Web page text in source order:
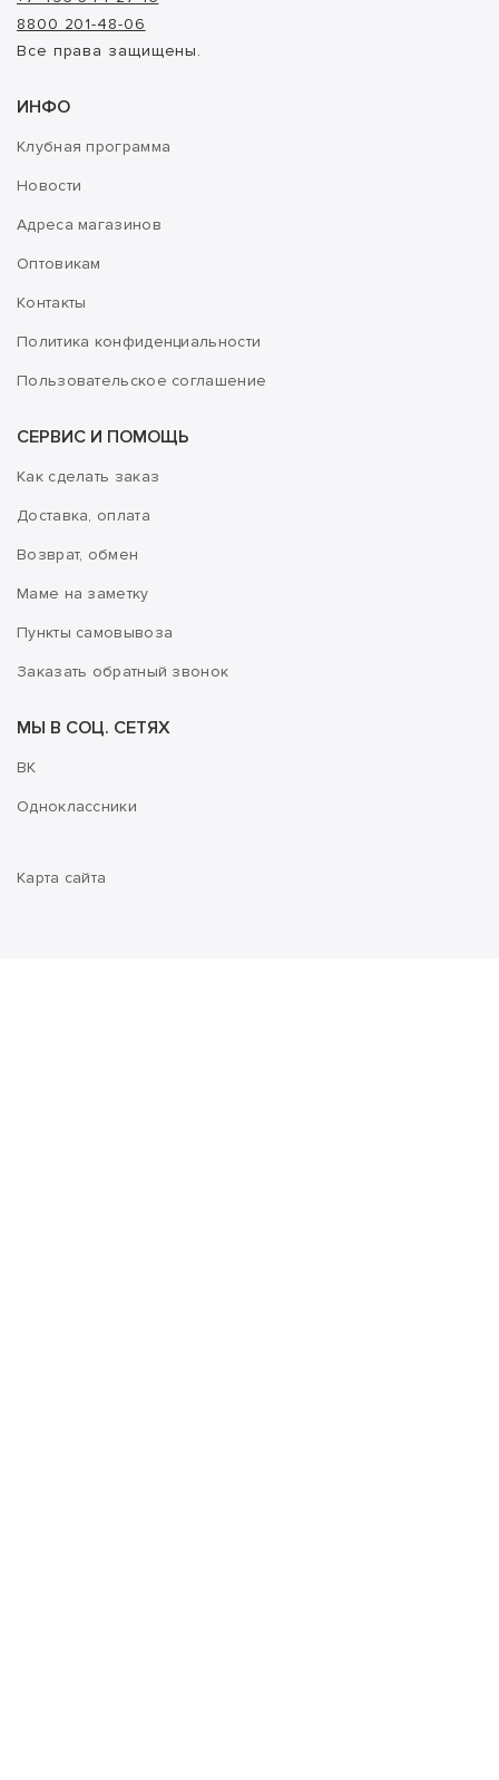
8800 201-48-06
Все права защищены.
ИНФО
Клубная программа
Новости
Адреса магазинов
Оптовикам
Контакты
Политика конфиденциальности
Пользовательское соглашение
СЕРВИС И ПОМОЩЬ
Как сделать заказ
Доставка, оплата
Возврат, обмен
Маме на заметку
Пункты самовывоза
Заказать обратный звонок
МЫ В СОЦ. СЕТЯХ
ВК
Одноклассники
Карта сайта